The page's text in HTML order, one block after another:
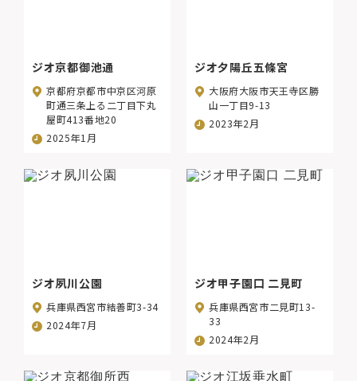
ジオ京都御池通
京都府京都市中京区河原
町通三条上る二丁目下丸
屋町413番地20
2025年1月
ジオ夕陽丘五條宮
大阪府大阪市天王寺区勝
山一丁目9-13
2023年2月
ジオ夙川公園
兵庫県西宮市結善町3-34
2024年7月
ジオ甲子園口 二見町
兵庫県西宮市二見町13-
33
2024年2月